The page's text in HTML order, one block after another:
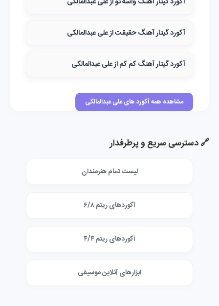
آکورد گیتار آهنگ حقیقت از علی عبدالمالکی
آکورد گیتار آهنگ کم کم از علی عبدالمالکی
مشاهده همه آکورد های علی عبدالمالکی
🔗 دسترسی سریع و پرطرفدار
لیست تمام هنرمندان
آکوردهای ریتم ۶/۸
آکوردهای ریتم ۴/۴
ابزارهای آنلاین موسیقی